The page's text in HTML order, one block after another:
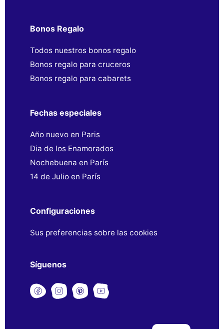
Bonos Regalo
Todos nuestros bonos regalo
Bonos regalo para cruceros
Bonos regalo para cabarets
Fechas especiales
Año nuevo en Paris
Dia de los Enamorados
Nochebuena en París
14 de Julio en París
Configuraciones
Sus preferencias sobre las cookies
Síguenos